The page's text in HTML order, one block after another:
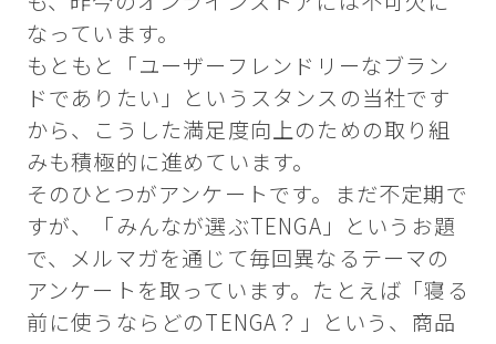
なっています。
もともと「ユーザーフレンドリーなブラン
ドでありたい」というスタンスの当社です
から、こうした満足度向上のための取り組
みも積極的に進めています。
そのひとつがアンケートです。まだ不定期で
すが、「みんなが選ぶTENGA」というお題
で、メルマガを通じて毎回異なるテーマの
アンケートを取っています。たとえば「寝る
前に使うならどのTENGA？」という、商品